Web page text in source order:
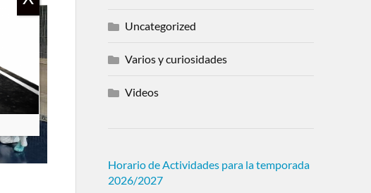
Uncategorized
Varios y curiosidades
Videos
Horario de Actividades para la temporada
2026/2027